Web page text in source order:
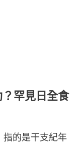
罕見日全食
指的是干支紀年